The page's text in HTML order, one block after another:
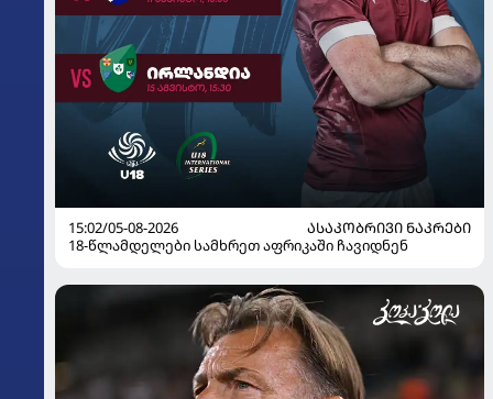
15:02/05-08-2026
ᲐᲡᲐᲙᲝᲑᲠᲘᲕᲘ ᲜᲐᲙᲠᲔᲑᲘ
18-წლამდელები სამხრეთ აფრიკაში ჩავიდნენ